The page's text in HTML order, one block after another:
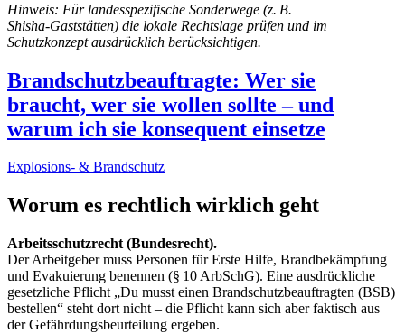
Hinweis: Für landesspezifische Sonderwege (z. B.
Shisha‑Gaststätten) die lokale Rechtslage prüfen und im
Schutzkonzept ausdrücklich berücksichtigen.
Brandschutzbeauftragte: Wer sie
braucht, wer sie wollen sollte – und
warum ich sie konsequent einsetze
Explosions- & Brandschutz
Worum es rechtlich wirklich geht
Arbeitsschutzrecht (Bundesrecht).
Der Arbeitgeber muss Personen für Erste Hilfe, Brandbekämpfung
und Evakuierung benennen (§ 10 ArbSchG). Eine ausdrückliche
gesetzliche Pflicht „Du musst einen Brandschutzbeauftragten (BSB)
bestellen“ steht dort nicht – die Pflicht kann sich aber faktisch aus
der Gefährdungsbeurteilung ergeben.